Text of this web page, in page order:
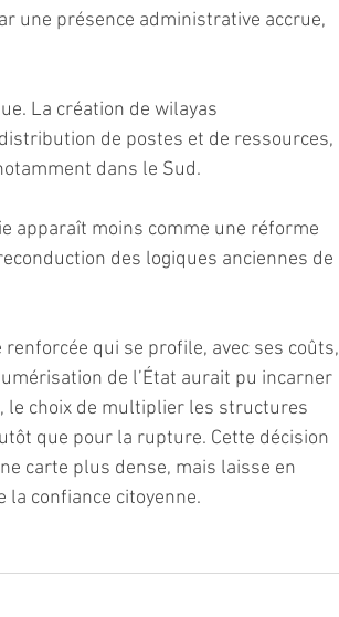
une présence administrative accrue,
La création de wilayas
de postes et de ressources,
dans le Sud.
apparaît moins comme une réforme
des logiques anciennes de
qui se profile, avec ses coûts,
de l’État aurait pu incarner
le choix de multiplier les structures
que pour la rupture. Cette décision
carte plus dense, mais laisse en
confiance citoyenne.